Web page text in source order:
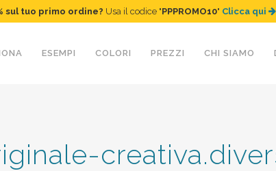
sul tuo primo ordine? Usa il codice "PPPROMO10" Clicca qui
ESEMPI COLORI PREZZI CHI SIAMO